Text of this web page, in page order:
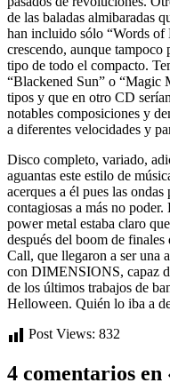
de las baladas almibaradas
han incluido sólo “Words of
crescendo, aunque tampoco
tipo de todo el compacto.
“Blackened Sun” o “Magic
tipos y que en otro CD
notables composiciones y
a diferentes velocidades y
Disco completo, variado,
aguantas este estilo de
acerques a él pues las
contagiosas a más no
power metal estaba claro
después del boom de
Call, que llegaron a ser una
con DIMENSIONS, capaz
de los últimos trabajos de
Helloween. Quién lo iba a
Post Views: 832
4 comentarios en